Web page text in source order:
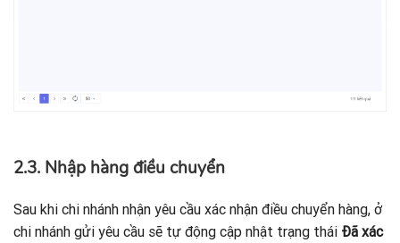
2.3. Nhập hàng điều chuyển
Sau khi chi nhánh nhận yêu cầu xác nhận điều chuyển hàng, ở
chi nhánh gửi yêu cầu sẽ tự động cập nhật trạng thái Đã xác